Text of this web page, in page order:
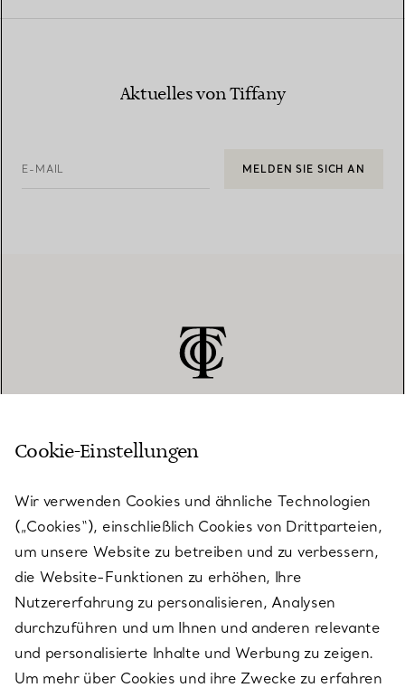
Aktuelles von Tiffany
E-MAIL MELDEN SIE SICH AN
KUNDENSERVICE
SERVICES
ÜBER TIFFANY & CO.
RECHTLICHE HINWEISE
Cookie-Einstellungen
Wir verwenden Cookies und ähnliche Technologien
(„Cookies“), einschließlich Cookies von Drittparteien,
um unsere Website zu betreiben und zu verbessern,
die Website-Funktionen zu erhöhen, Ihre
Nutzererfahrung zu personalisieren, Analysen
durchzuführen und um Ihnen und anderen relevante
und personalisierte Inhalte und Werbung zu zeigen.
Um mehr über Cookies und ihre Zwecke zu erfahren